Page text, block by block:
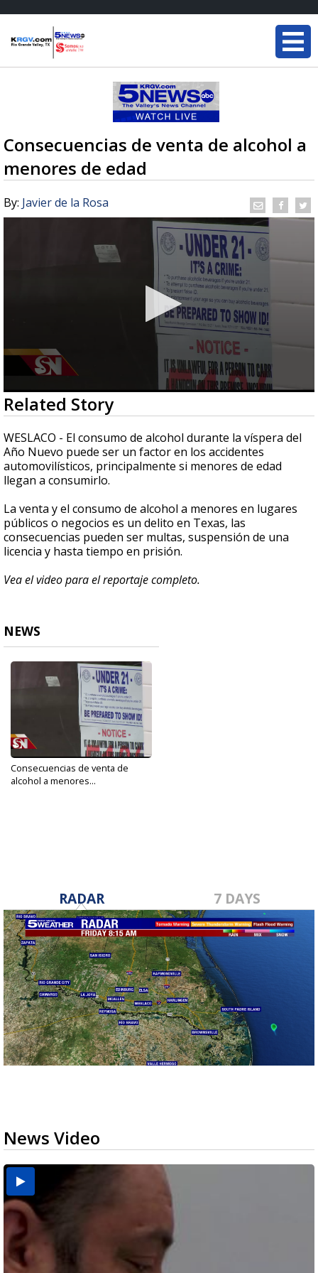
Consecuencias de venta de alcohol a
menores de edad
By: Javier de la Rosa
0
seconds
of
2
minutes,
17
seconds
Related Story
WESLACO - El consumo de alcohol durante la víspera del
Año Nuevo puede ser un factor en los accidentes
automovilísticos, principalmente si menores de edad
llegan a consumirlo.
La venta y el consumo de alcohol a menores en lugares
públicos o negocios es un delito en Texas, las
consecuencias pueden ser multas, suspensión de una
licencia y hasta tiempo en prisión.
Vea el video para el reportaje completo.
NEWS
Consecuencias de venta de
alcohol a menores...
RADAR 7 DAYS
News Video